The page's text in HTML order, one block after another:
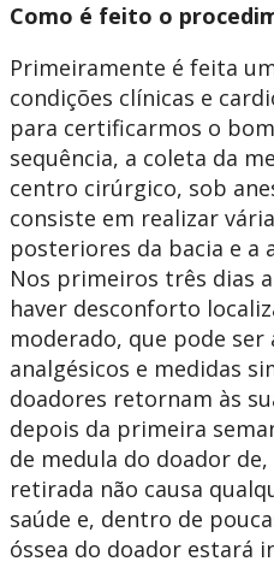
Como é feito o
Primeiramente é feita
condições clínicas e
para certificarmos o
sequência, a coleta da
centro cirúrgico, sob
consiste em realizar
posteriores da bacia e a
Nos primeiros três dias
haver desconforto
moderado, que pode ser
analgésicos e medidas
doadores retornam às
depois da primeira
de medula do doador
retirada não causa
saúde e, dentro de
óssea do doador estará